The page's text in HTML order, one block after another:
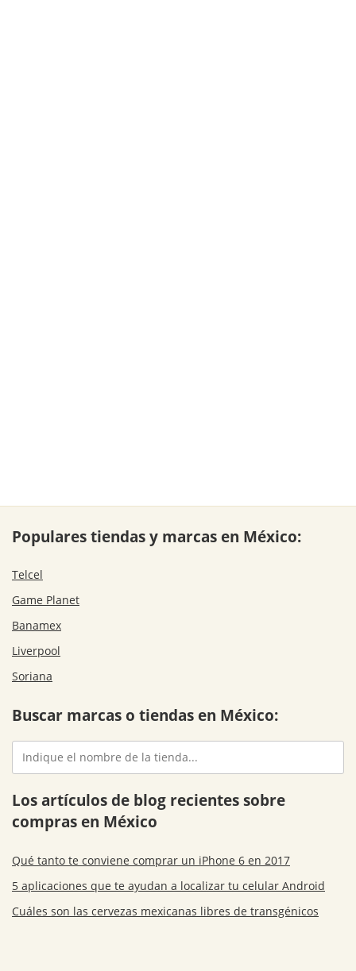
Populares tiendas y marcas en México:
Telcel
Game Planet
Banamex
Liverpool
Soriana
Buscar marcas o tiendas en México:
Los artículos de blog recientes sobre
compras en México
Qué tanto te conviene comprar un iPhone 6 en 2017
5 aplicaciones que te ayudan a localizar tu celular Android
Cuáles son las cervezas mexicanas libres de transgénicos